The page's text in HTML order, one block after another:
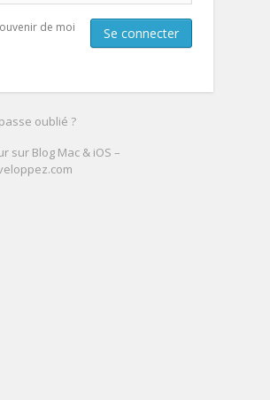
de moi
oublié ?
sur Blog Mac & iOS –